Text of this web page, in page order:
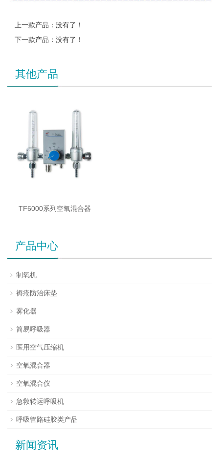
上一款产品：没有了！
下一款产品：没有了！
其他产品
TF6000系列空氧混合器
产品中心
制氧机
褥疮防治床垫
雾化器
简易呼吸器
医用空气压缩机
空氧混合器
空氧混合仪
急救转运呼吸机
呼吸管路硅胶类产品
新闻资讯